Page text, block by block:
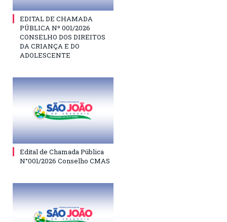
EDITAL DE CHAMADA
PÚBLICA Nº 001/2026
CONSELHO DOS DIREITOS
DA CRIANÇA E DO
ADOLESCENTE
Edital de Chamada Pública
N°001/2026 Conselho CMAS